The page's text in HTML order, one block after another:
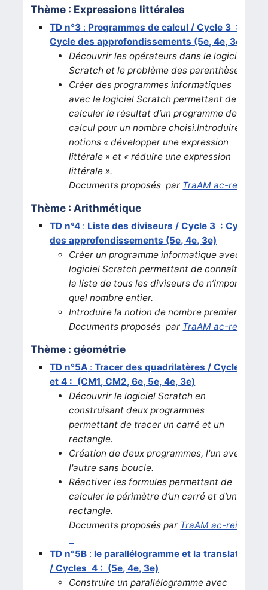
Thème : Expressions littérales
TD n°3 : Programmes de calcul / Cycle 3 :
Cycle des approfondissements (5e, 4e, 3e)
Découvrir les opérateurs dans le logiciel
Scratch et le problème des parenthèses.
Créer des programmes informatiques
avec le logiciel Scratch permettant de
calculer le résultat d’un programme de
calcul pour un nombre choisi.Introduire les
notions « développer une expression
littérale » et « réduire une expression
littérale ».
Documents proposés par TraAM ac-reims
Thème : Arithmétique
TD n°4 : Liste des diviseurs / Cycle 3 : Cycle
des approfondissements (5e, 4e, 3e)
Créer un programme informatique avec le
logiciel Scratch permettant de connaître
la liste de tous les diviseurs de n’importe
quel nombre entier.
Introduire la notion de nombre premier.
Documents proposés par TraAM ac-reims
Thème : géométrie
TD n°5A :Tracer des quadrilatères / Cycles 3
et 4 : (CM1, CM2, 6e, 5e, 4e, 3e)
Découvrir le logiciel Scratch en
construisant deux programmes
permettant de tracer un carré et un
rectangle.
Création de deux programmes, l'un avec,
l'autre sans boucle.
Réactiver les formules permettant de
calculer le périmètre d’un carré et d’un
rectangle.
Documents proposés par TraAM ac-reims
TD n°5B : le parallélogramme et la translation
/ Cycles 4 : (5e, 4e, 3e)
Construire un parallélogramme avec